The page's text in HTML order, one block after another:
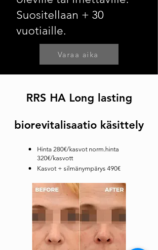
Suositellaan + 30
vuotiaille.
Varaa aika
RRS HA Long lasting
biorevitalisaatio käsittely
Hinta 280€/kasvot norm.hinta
320€/kasvott
Kasvot + silmänympärys 490€